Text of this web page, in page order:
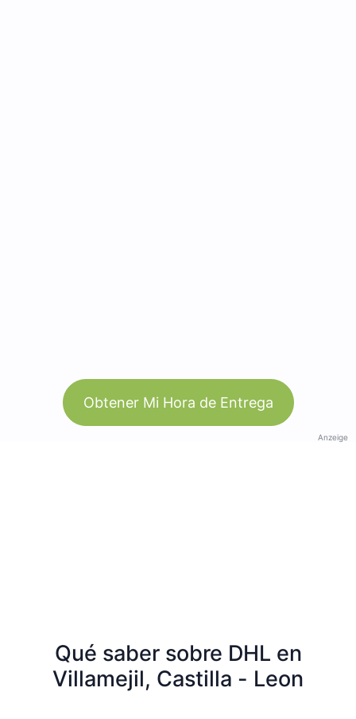
Obtener Mi Hora de Entrega
Anzeige
Qué saber sobre DHL en
Villamejil, Castilla - Leon